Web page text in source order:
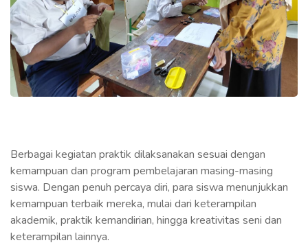
Berbagai kegiatan praktik dilaksanakan sesuai dengan
kemampuan dan program pembelajaran masing-masing
siswa. Dengan penuh percaya diri, para siswa menunjukkan
kemampuan terbaik mereka, mulai dari keterampilan
akademik, praktik kemandirian, hingga kreativitas seni dan
keterampilan lainnya.